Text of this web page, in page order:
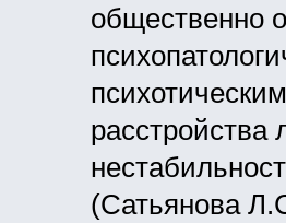
общественно
расстройства
(Сатьянова